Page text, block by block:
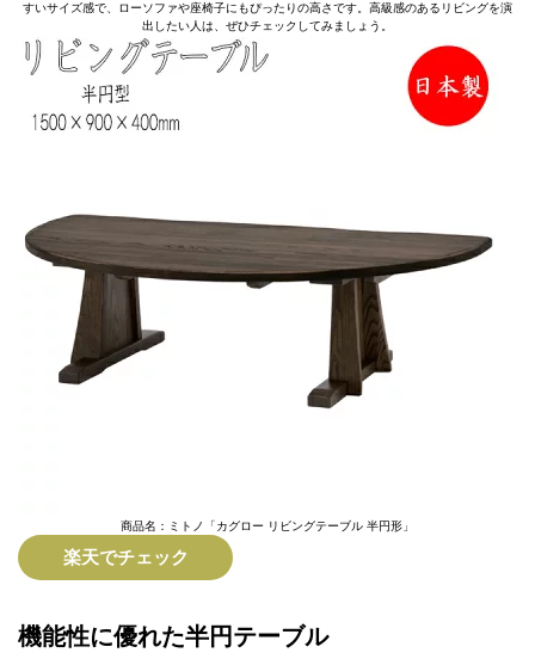
すいサイズ感で、ローソファや座椅子にもぴったりの高さです。高級感のあるリビングを演
出したい人は、ぜひチェックしてみましょう。
商品名：ミトノ「カグロー リビングテーブル 半円形」
楽天でチェック
機能性に優れた半円テーブル